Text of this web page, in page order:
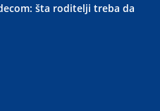
šta roditelji treba da